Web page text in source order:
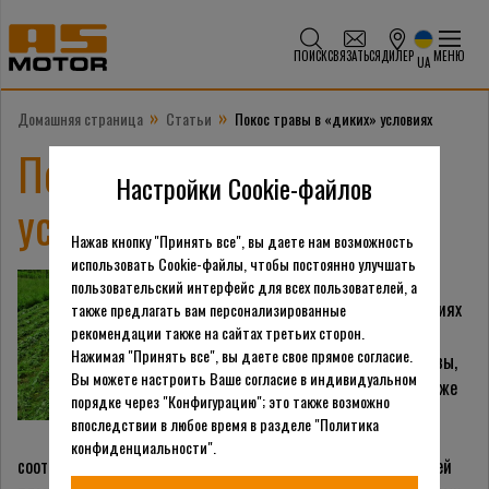
ПОИСКСВЯЗАТЬСЯДИЛЕР UA МЕНЮ
Домашняя страница » Статьи » Покос травы в «диких» условиях
Покос травы в «диких»
условиях
При самых разных
обстоятельствах и условиях
человеку может
понадобиться покос травы,
цель такого действия тоже
бывает неодинаковой, а
значит и методы будут
соответствующими. Трава растет практически везде на нашей
Настройки Cookie-файлов
Нажав кнопку "Принять все", вы даете нам возможность
использовать Cookie-файлы, чтобы постоянно улучшать
пользовательский интерфейс для всех пользователей, а
также предлагать вам персонализированные
рекомендации также на сайтах третьих сторон.
Нажимая "Принять все", вы даете свое прямое согласие.
Вы можете настроить Ваше согласие в индивидуальном
порядке через "Конфигурацию"; это также возможно
впоследствии в любое время в разделе "Политика
конфиденциальности".